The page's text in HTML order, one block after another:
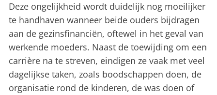
Deze ongelijkheid wordt duidelijk nog moeilijker
te handhaven wanneer beide ouders bijdragen
aan de gezinsfinanciën, oftewel in het geval van
werkende moeders. Naast de toewijding om een
carrière na te streven, eindigen ze vaak met veel
dagelijkse taken, zoals boodschappen doen, de
organisatie rond de kinderen, de was doen of